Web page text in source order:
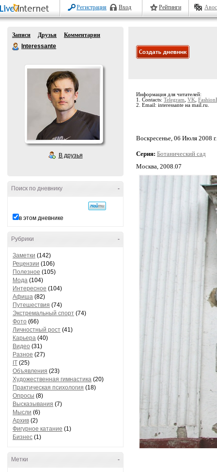
Регистрация Вход Рейтинги
Записи Друзья
Комментарии
Interessante
В друзья
-
Поиск по дневнику
в этом дневнике
-
Рубрики
Заметки (142)
Рецензии (106)
Полезное (105)
Мода (104)
Интересное (104)
Афиша (82)
Путешествия (74)
Экстремальный спорт (74)
Фото (66)
Личностный рост (41)
Карьера (40)
Видео (31)
Разное (27)
IT (25)
Объявления (23)
Художественная гимнастика (20)
Практическая психология (18)
Опросы (8)
Высказывания (7)
Мысли (6)
Архив (2)
Фигурное катание (1)
Бизнес (1)
-
Метки
Информация для читателей:
1. Contacts: Telegram VK
2. Email: interessante на mail.ru.
Воскресенье, 06 Июля 2008
Серия: Ботанический сад
Москва, 2008.07